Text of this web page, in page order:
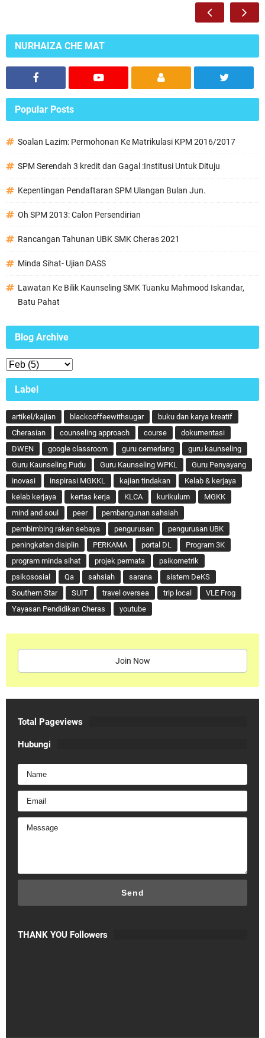
NURHAIZA CHE MAT
Popular Posts
Soalan Lazim: Permohonan Ke Matrikulasi KPM 2016/2017
SPM Serendah 3 kredit dan Gagal :Institusi Untuk Dituju
Kepentingan Pendaftaran SPM Ulangan Bulan Jun.
Oh SPM 2013: Calon Persendirian
Rancangan Tahunan UBK SMK Cheras 2021
Minda Sihat- Ujian DASS
Lawatan Ke Bilik Kaunseling SMK Tuanku Mahmood Iskandar,
Batu Pahat
Blog Archive
Label
artikel/kajian blackcoffeewithsugar
buku dan karya kreatif
Cherasian
counseling approach course
dokumentasi
DWEN
google classroom guru cemerlang
guru kaunseling
Guru Kaunseling Pudu
Guru Kaunseling WPKL
Guru Penyayang
inovasi
inspirasi MGKKL kajian tindakan
Kelab & kerjaya
kelab kerjaya
kertas kerja KLCA kurikulum
MGKK
mind and soul
peer
pembangunan sahsiah
pembimbing rakan sebaya
pengurusan
pengurusan UBK
peningkatan disiplin
PERKAMA portal DL
Program 3K
program minda sihat
projek permata
psikometrik
psikososial
Qa sahsiah sarana
sistem DeKS
Southern Star
SUIT travel oversea trip local
VLE Frog
Yayasan Pendidikan Cheras
youtube
Join Now
Total Pageviews
Hubungi
THANK YOU Followers